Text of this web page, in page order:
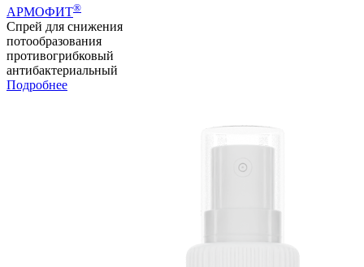
АРМОФИТ®
Спрей для снижения
потообразования
противогрибковый
антибактериальный
Подробнее